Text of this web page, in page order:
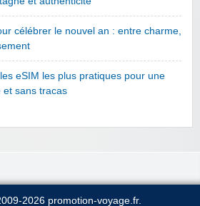
célébrer le nouvel an : entre charme,
eSIM les plus pratiques pour une
et sans tracas
2026 promotion-voyage.fr.